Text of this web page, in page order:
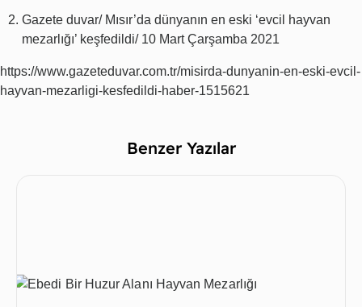
Gazete duvar/ Mısır’da dünyanın en eski ‘evcil hayvan
mezarlığı’ keşfedildi/ 10 Mart Çarşamba 2021
https://www.gazeteduvar.com.tr/misirda-dunyanin-en-eski-evcil-
hayvan-mezarligi-kesfedildi-haber-1515621
Benzer Yazılar